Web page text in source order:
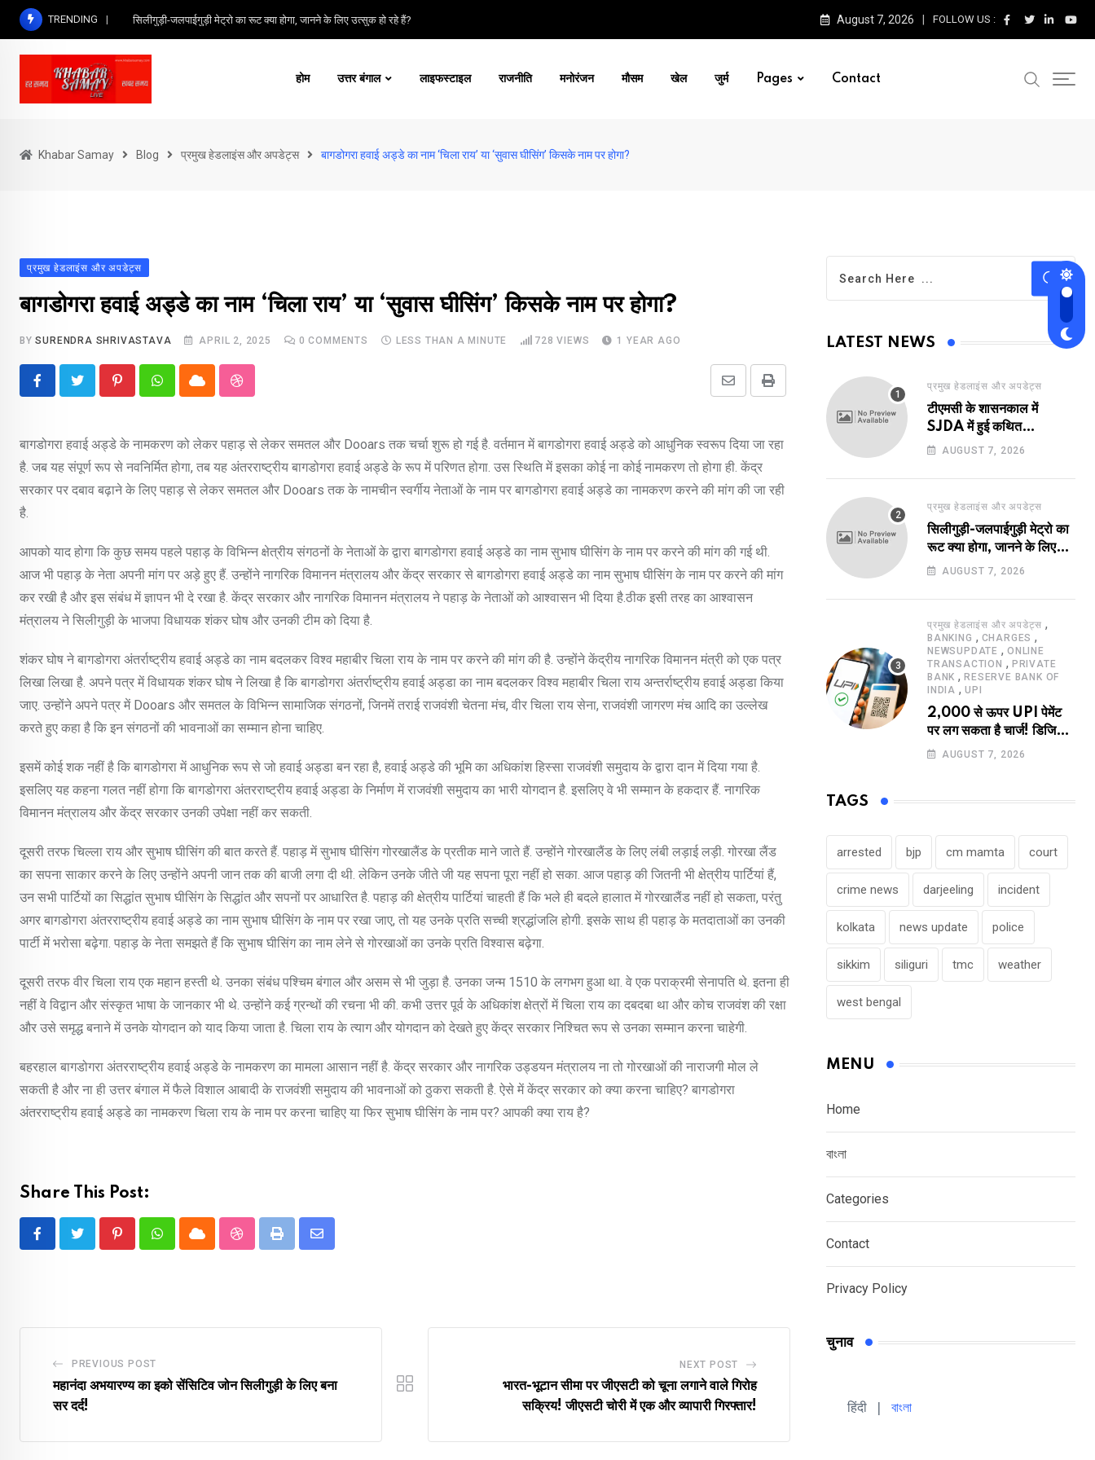
Skip
content
TRENDING सिलीगुड़ी-जलपाईगुड़ी मेट्रो का रूट क्या होगा, जानने के लिए उत्सुक हो रहे हैं? August 7, 2026 FOLLOW US :
होम उत्तर बंगाल लाइफस्टाइल राजनीति मनोरंजन मौसम खेल जुर्म Pages Contact
Khabar Samay Blog प्रमुख हेडलाइंस और अपडेट्स बागडोगरा हवाई अड्डे का नाम ‘चिला राय’ या ‘सुवास घीसिंग’ किसके नाम पर होगा?
प्रमुख हेडलाइंस और अपडेट्स
बागडोगरा हवाई अड्डे का नाम ‘चिला राय’ या ‘सुवास घीसिंग’ किसके नाम पर होगा?
BYSURENDRA SHRIVASTAVA APRIL 2, 2025 0 COMMENTS LESS THAN A MINUTE 728 VIEWS 1 YEAR AGO
PinterestWhatsappCloud StumbleUpon Print
Share
Email
बागडोगरा हवाई अड्डे के नामकरण को लेकर पहाड़ से लेकर समतल और Dooars तक चर्चा शुरू हो गई है. वर्तमान में बागडोगरा हवाई अड्डे को आधुनिक स्वरूप दिया जा रहा
है. जब यह संपूर्ण रूप से नवनिर्मित होगा, तब यह अंतरराष्ट्रीय बागडोगरा हवाई अड्डे के रूप में परिणत होगा. उस स्थिति में इसका कोई ना कोई नामकरण तो होगा ही. केंद्र
सरकार पर दबाव बढ़ाने के लिए पहाड़ से लेकर समतल और Dooars तक के नामचीन स्वर्गीय नेताओं के नाम पर बागडोगरा हवाई अड्डे का नामकरण करने की मांग की जा रही
है.
आपको याद होगा कि कुछ समय पहले पहाड़ के विभिन्न क्षेत्रीय संगठनों के नेताओं के द्वारा बागडोगरा हवाई अड्डे का नाम सुभाष घीसिंग के नाम पर करने की मांग की गई थी.
आज भी पहाड़ के नेता अपनी मांग पर अड़े हुए हैं. उन्होंने नागरिक विमानन मंत्रालय और केंद्र सरकार से बागडोगरा हवाई अड्डे का नाम सुभाष घीसिंग के नाम पर करने की मांग
कर रखी है और इस संबंध में ज्ञापन भी दे रखा है. केंद्र सरकार और नागरिक विमानन मंत्रालय ने पहाड़ के नेताओं को आश्वासन भी दिया है.ठीक इसी तरह का आश्वासन
मंत्रालय ने सिलीगुड़ी के भाजपा विधायक शंकर घोष और उनकी टीम को दिया है.
शंकर घोष ने बागडोगरा अंतर्राष्ट्रीय हवाई अड्डे का नाम बदलकर विश्व महाबीर चिला राय के नाम पर करने की मांग की है. उन्होंने केंद्रीय नागरिक विमानन मंत्री को एक पत्र
लिखा लिखा है. अपने पत्र में विधायक शंकर घोष ने लिखा है कि बागडोगरा अंतर्राष्ट्रीय हवाई अड्डा का नाम बदलकर विश्व महाबीर चिला राय अन्तर्राष्ट्रीय हवाई अड्डा किया
जाए. उन्होंने अपने पत्र में Dooars और समतल के विभिन्न सामाजिक संगठनों, जिनमें तराई राजवंशी चेतना मंच, वीर चिला राय सेना, राजवंशी जागरण मंच आदि का उल्लेख
करते हुए कहा है कि इन संगठनों की भावनाओं का सम्मान होना चाहिए.
इसमें कोई शक नहीं है कि बागडोगरा में आधुनिक रूप से जो हवाई अड्डा बन रहा है, हवाई अड्डे की भूमि का अधिकांश हिस्सा राजवंशी समुदाय के द्वारा दान में दिया गया है.
इसलिए यह कहना गलत नहीं होगा कि बागडोगरा अंतरराष्ट्रीय हवाई अड्डा के निर्माण में राजवंशी समुदाय का भारी योगदान है. इसलिए वे भी सम्मान के हकदार हैं. नागरिक
विमानन मंत्रालय और केंद्र सरकार उनकी उपेक्षा नहीं कर सकती.
दूसरी तरफ चिल्ला राय और सुभाष घीसिंग की बात करते हैं. पहाड़ में सुभाष घीसिंग गोरखालैंड के प्रतीक माने जाते हैं. उन्होंने गोरखालैंड के लिए लंबी लड़ाई लड़ी. गोरखा लैंड
का सपना साकार करने के लिए उन्होंने अपनी जान तक की बाजी लगा दी थी. लेकिन उनके जीते जी यह सपना पूरा नहीं हो सका. आज पहाड़ की जितनी भी क्षेत्रीय पार्टियां हैं,
उन सभी पार्टियों का सिद्धांत सुभाष घीसिंग के सिद्धांत और सपनों पर आधारित है. पहाड़ की क्षेत्रीय पार्टियां चाहती हैं कि भले ही बदले हालात में गोरखालैंड नहीं हो सकता, परंतु
अगर बागडोगरा अंतरराष्ट्रीय हवाई अड्डे का नाम सुभाष घीसिंग के नाम पर रखा जाए, तो यह उनके प्रति सच्ची श्रद्धांजलि होगी. इसके साथ ही पहाड़ के मतदाताओं का उनकी
पार्टी में भरोसा बढ़ेगा. पहाड़ के नेता समझते हैं कि सुभाष घीसिंग का नाम लेने से गोरखाओं का उनके प्रति विश्वास बढ़ेगा.
दूसरी तरफ वीर चिला राय एक महान हस्ती थे. उनका संबंध पश्चिम बंगाल और असम से भी जुड़ा है. उनका जन्म 1510 के लगभग हुआ था. वे एक पराक्रमी सेनापति थे. इतना ही
नहीं वे विद्वान और संस्कृत भाषा के जानकार भी थे. उन्होंने कई ग्रन्थों की रचना भी की. कभी उत्तर पूर्व के अधिकांश क्षेत्रों में चिला राय का दबदबा था और कोच राजवंश की रक्षा
और उसे समृद्ध बनाने में उनके योगदान को याद किया जाता है. चिला राय के त्याग और योगदान को देखते हुए केंद्र सरकार निश्चित रूप से उनका सम्मान करना चाहेगी.
बहरहाल बागडोगरा अंतरराष्ट्रीय हवाई अड्डे के नामकरण का मामला आसान नहीं है. केंद्र सरकार और नागरिक उड्डयन मंत्रालय ना तो गोरखाओं की नाराजगी मोल ले
सकती है और ना ही उत्तर बंगाल में फैले विशाल आबादी के राजवंशी समुदाय की भावनाओं को ठुकरा सकती है. ऐसे में केंद्र सरकार को क्या करना चाहिए? बागडोगरा
अंतरराष्ट्रीय हवाई अड्डे का नामकरण चिला राय के नाम पर करना चाहिए या फिर सुभाष घीसिंग के नाम पर? आपकी क्या राय है?
Share This Post:
PinterestWhatsappCloud StumbleUpon
Print
Share
PREVIOUS POST
महानंदा अभयारण्य का इको सेंसिटिव जोन सिलीगुड़ी के लिए बना
सर दर्द!
NEXT POST
भारत-भूटान सीमा पर जीएसटी को चूना लगाने वाले गिरोह
सक्रिय! जीएसटी चोरी में एक और व्यापारी गिरफ्तार!
LATEST NEWS
प्रमुख हेडलाइंस और अपडेट्स
टीएमसी के शासनकाल में
SJDA में हुई कथित
अनियमितता व भ्रष्टाचार की
नए अवतार में लौटा SJDA!
AUGUST 7, 2026
प्रमुख हेडलाइंस और अपडेट्स
सिलीगुड़ी-जलपाईगुड़ी मेट्रो का
रूट क्या होगा, जानने के लिए
उत्सुक हो रहे हैं?
AUGUST 7, 2026
प्रमुख हेडलाइंस और अपडेट्स ,
BANKING , CHARGES ,
NEWSUPDATE , ONLINE
TRANSACTION , PRIVATE
BANK ,RESERVE BANK OF
INDIA , UPI
2,000 से ऊपर UPI पेमेंट
पर लग सकता है चार्ज! डिजिटल
पेमेंट करने वालों के लिए बड़ा
AUGUST 7, 2026
TAGS
arrested bjp cm mamta court
crime news darjeeling incident
kolkata news update police
sikkim siliguri tmc weather
west bengal
MENU
Home
বাংলা
Categories
Contact
Privacy Policy
चुनाव
हिंदी | বাংলা